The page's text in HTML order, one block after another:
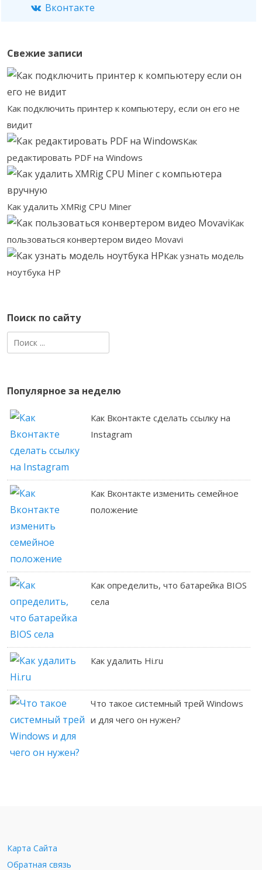
Вконтакте
Свежие записи
Как подключить принтер к компьютеру, если он его не
видит
Как
редактировать PDF на Windows
Как удалить XMRig CPU Miner
Как
пользоваться конвертером видео Movavi
Как узнать модель
ноутбука HP
Поиск по сайту
Найти:
Популярное за неделю
Как Вконтакте сделать ссылку на
Instagram
Как Вконтакте изменить семейное
положение
Как определить, что батарейка BIOS
села
Как удалить Hi.ru
Что такое системный трей Windows
и для чего он нужен?
Карта Сайта
Обратная связь